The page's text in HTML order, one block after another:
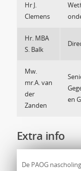
Hr J.
Clemens
Hr. MBA
S. Balk
Mw.
mr.A. van
der
Zanden
en
Extra info
De PAOG